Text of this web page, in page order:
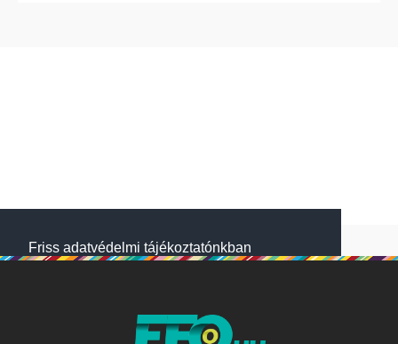
Friss adatvédelmi tájékoztatónkban
használunk a jobb működésért. A Website
NetSolution Média Zrt. 2018 május 25.